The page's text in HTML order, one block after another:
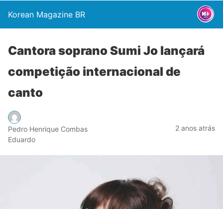
Korean Magazine BR
Cantora soprano Sumi Jo lançará
competição internacional de
canto
Pedro Henrique Combas
Eduardo
2 anos atrás